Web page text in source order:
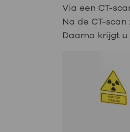
Via een CT-
Na de CT-
Daarna krijgt